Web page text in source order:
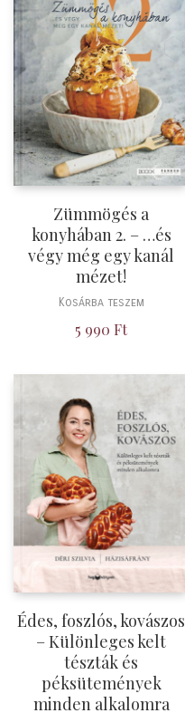
Zümmögés a
konyhában 2. – …és
végy még egy kanál
mézet!
Kosárba teszem
5 990 Ft
Édes, foszlós, kovászos
– Különleges kelt
tészták és
péksütemények
minden alkalomra